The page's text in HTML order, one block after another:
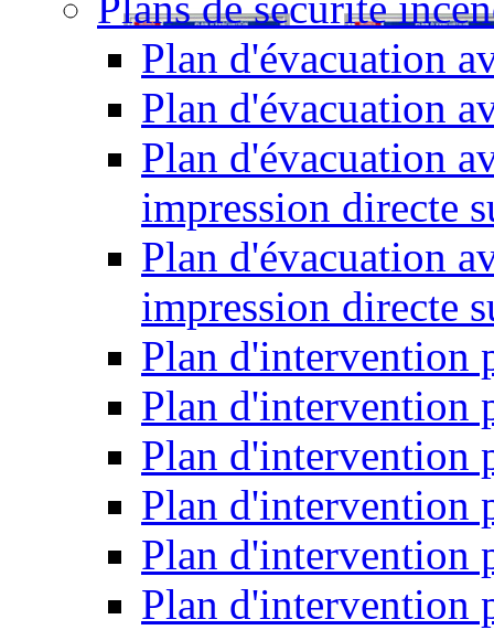
Plan d'évacuation
Plan d'évacuation
Plan d'évacuation
impression directe
Plan d'évacuation
impression directe
Plan d'intervention
Plan d'intervention
Plan d'intervention
Plan d'intervention
Plan d'intervention
Plan d'intervention